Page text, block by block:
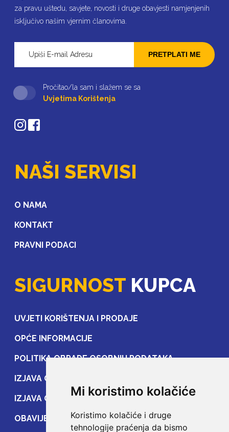
Mi koristimo kolačiće
Koristimo kolačiće i druge
tehnologije praćenja da bismo
za pravu uštedu, savjete, novosti i druge obavjesti namjenjenih
isključivo našim vjernim članovima.
PRETPLATI ME
Pročitao/la sam i slažem se sa
Uvjetima Korištenja
NAŠI SERVISI
O NAMA
KONTAKT
PRAVNI PODACI
SIGURNOST KUPCA
UVJETI KORIŠTENJA I PRODAJE
OPĆE INFORMACIJE
POLITIKA OBRADE OSOBNIH PODATAKA
IZJAVA O ZAŠTITI OSOBNIH PODATAKA
IZJAVA O ZAŠTITI PRIJENOSA PODATAKA
OBAVIJEST POTROŠAČIMA